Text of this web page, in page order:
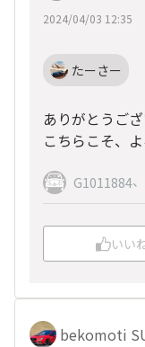
2024/04/03 12:35
たーさー
ありがとうご
こちらこそ、
G1011884、
いい
bekomoti